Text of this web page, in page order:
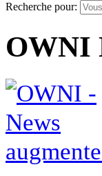
Recherche pour:
OWNI